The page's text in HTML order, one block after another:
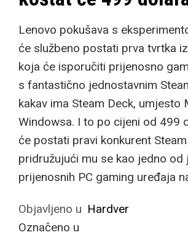
Lenovo pokušava s
će službeno postati prva tvrtka
koja će isporučiti prijenosno
s fantastično jednostavnim
kakav ima Steam Deck, umjesto
Windowsa. I to po cijeni od 499
će postati pravi konkurent
pridružujući mu se kao jedno od
prijenosnih PC gaming uređaja
Objavljeno u Hardver
Označeno u